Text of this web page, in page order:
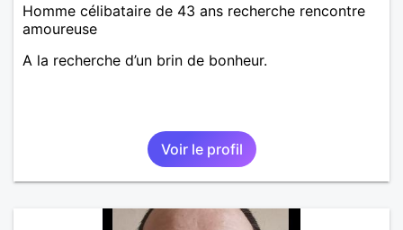
Homme célibataire de 43 ans recherche rencontre
amoureuse
A la recherche d’un brin de bonheur.
Voir le profil